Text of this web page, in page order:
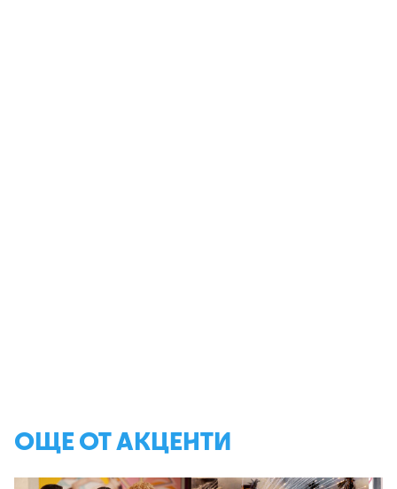
ОЩЕ ОТ АКЦЕНТИ